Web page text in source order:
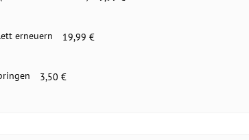
erneuern 19,99 €
3,50 €